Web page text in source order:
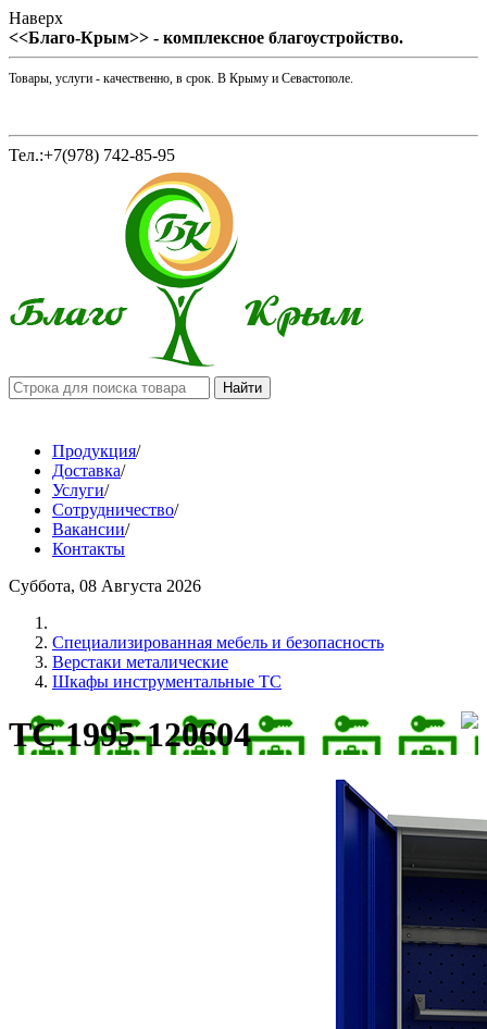
Наверх
<<Благо-Крым>> - комплексное благоустройство.
Товары, услуги - качественно, в срок. В Крыму и Севастополе.
Тел.:+7(978) 742-85-95
Продукция/
Доставка/
Услуги/
Сотрудничество/
Вакансии/
Контакты
Суббота, 08 Августа 2026
Cпециализированная мебель и безопасность
Верстаки металические
Шкафы инструментальные TC
ТС 1995-120604